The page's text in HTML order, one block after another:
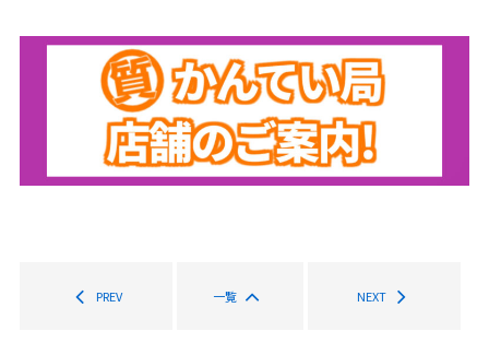
PREV 一覧 NEXT